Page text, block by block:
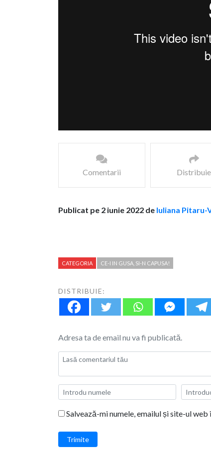
Comentarii Distribuie
Publicat pe 2 iunie 2022 de Iuliana Pitaru-
CATEGORIA CE-I IN GUSA, SI-N CAPUSA!
DISTRIBUIE:
Adresa ta de email nu va fi publicată.
Salvează-mi numele, emailul și site-ul
Trimite